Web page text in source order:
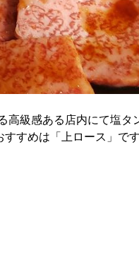
高級感ある店内にて塩タ
すめは「上ロース」で